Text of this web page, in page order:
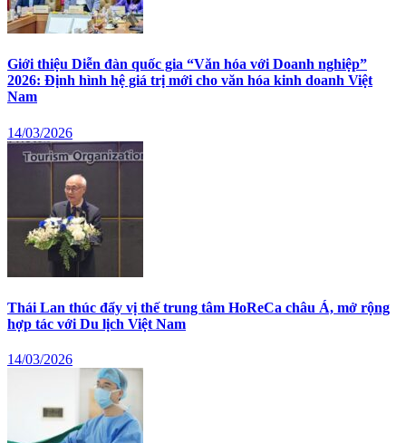
Giới thiệu Diễn đàn quốc gia “Văn hóa với Doanh nghiệp”
2026: Định hình hệ giá trị mới cho văn hóa kinh doanh Việt
Nam
14/03/2026
Thái Lan thúc đẩy vị thế trung tâm HoReCa châu Á, mở rộng
hợp tác với Du lịch Việt Nam
14/03/2026